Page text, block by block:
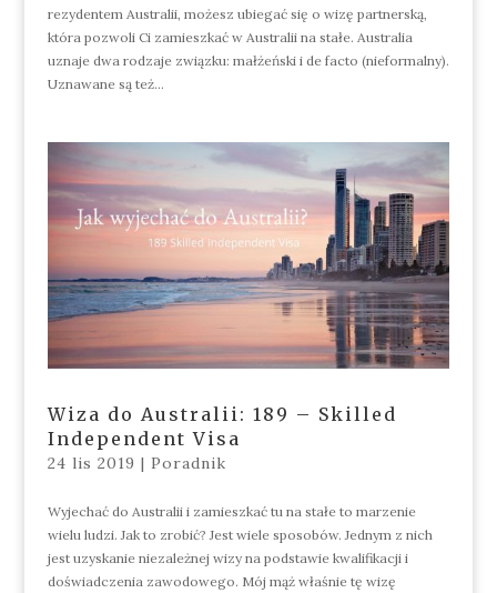
rezydentem Australii, możesz ubiegać się o wizę partnerską,
która pozwoli Ci zamieszkać w Australii na stałe. Australia
uznaje dwa rodzaje związku: małżeński i de facto (nieformalny).
Uznawane są też...
Wiza do Australii: 189 – Skilled
Independent Visa
24 lis 2019 | Poradnik
Wyjechać do Australii i zamieszkać tu na stałe to marzenie
wielu ludzi. Jak to zrobić? Jest wiele sposobów. Jednym z nich
jest uzyskanie niezależnej wizy na podstawie kwalifikacji i
doświadczenia zawodowego. Mój mąż właśnie tę wizę